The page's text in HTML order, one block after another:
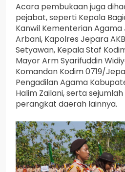
Acara pembukaan juga
pejabat, seperti Kepala
Kanwil Kementerian
Arbani, Kapolres Jepara
Setyawan, Kepala Staf
Mayor Arm Syarifuddin
Komandan Kodim 0719/
Pengadilan Agama
Halim Zailani, serta
perangkat daerah lainnya.